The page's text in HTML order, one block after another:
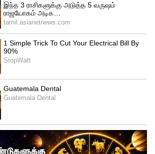
வெளிநாடுகளில் இருந்து
கடத்தப்பட்டு விற்பனை
பல்வேறு சுவைகளில்
விற்பனை செய்யப்படும் இ
இளைஞர்கள்